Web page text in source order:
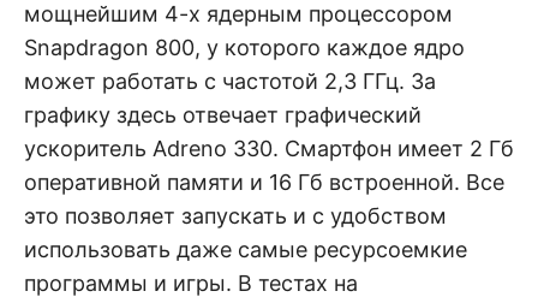
мощнейшим 4-х ядерным процессором
Snapdragon 800, у которого каждое ядро
может работать с частотой 2,3 ГГц. За
графику здесь отвечает графический
ускоритель Adreno 330. Смартфон имеет 2 Гб
оперативной памяти и 16 Гб встроенной. Все
это позволяет запускать и с удобством
использовать даже самые ресурсоемкие
программы и игры. В тестах на